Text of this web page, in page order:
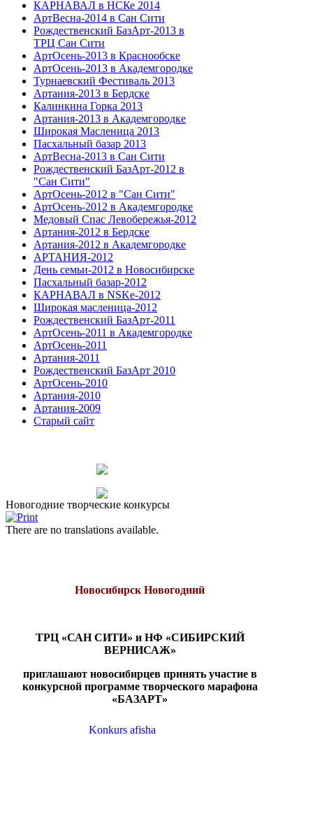
КАРНАВАЛ в НСКе 2014
АртВесна-2014 в Сан Сити
Рождественский БазАрт-2013 в
ТРЦ Сан Сити
АртОсень-2013 в Краснообске
АртОсень-2013 в Академгородке
Турнаевский Фестиваль 2013
Артания-2013 в Бердске
Калинкина Горка 2013
Артания-2013 в Академгородке
Широкая Масленица 2013
Пасхальный базар 2013
АртВесна-2013 в Сан Сити
Рождественский БазАрт-2012 в
"Сан Сити"
АртОсень-2012 в "Сан Сити"
АртОсень-2012 в Академгородке
Медовый Спас Левобережья-2012
Артания-2012 в Бердске
Артания-2012 в Академгородке
АРТАНИЯ-2012
День семьи-2012 в Новосибирске
Пасхальный базар-2012
КАРНАВАЛ в NSKe-2012
Широкая масленица-2012
Рождественский БазАрт-2011
АртОсень-2011 в Академгородке
АртОсень-2011
Артания-2011
Рождественский БазАрт 2010
АртОсень-2010
Артания-2010
Артания-2009
Старый сайт
Новогодние творческие конкурсы
There are no translations available.
Новосибирск Новогодний
ТРЦ «САН СИТИ» и НФ «СИБИРСКИЙ
ВЕРНИСАЖ»
приглашают новосибирцев принять участие в
конкурсной программе творческого марафона
«БАЗАРТ»